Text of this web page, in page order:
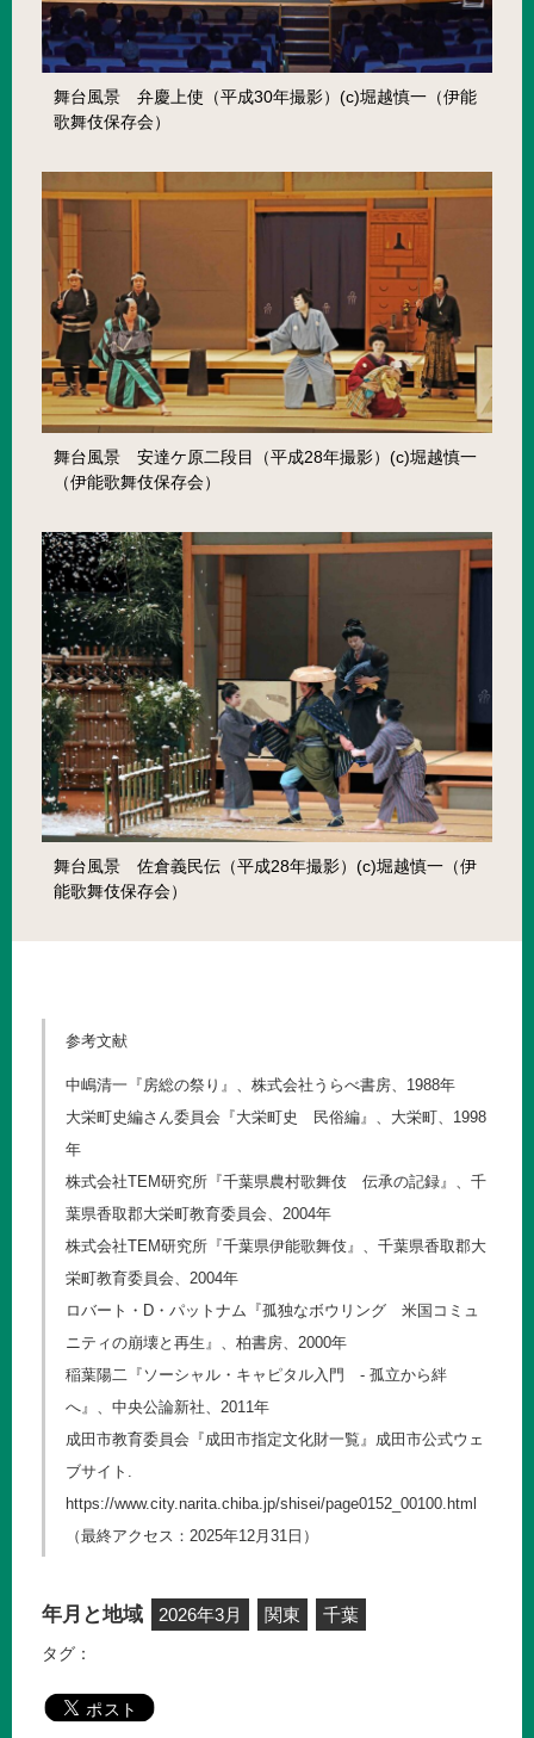
舞台風景 弁慶上使（平成30年撮影）(c)堀越慎一（伊能
歌舞伎保存会）
舞台風景 安達ケ原二段目（平成28年撮影）(c)堀越慎一
（伊能歌舞伎保存会）
舞台風景 佐倉義民伝（平成28年撮影）(c)堀越慎一（伊
能歌舞伎保存会）
参考文献
中嶋清一『房総の祭り』、株式会社うらべ書房、1988年
大栄町史編さん委員会『大栄町史 民俗編』、大栄町、1998
年
株式会社TEM研究所『千葉県農村歌舞伎 伝承の記録』、千
葉県香取郡大栄町教育委員会、2004年
株式会社TEM研究所『千葉県伊能歌舞伎』、千葉県香取郡大
栄町教育委員会、2004年
ロバート・D・パットナム『孤独なボウリング 米国コミュ
ニティの崩壊と再生』、柏書房、2000年
稲葉陽二『ソーシャル・キャピタル入門 - 孤立から絆
へ』、中央公論新社、2011年
成田市教育委員会『成田市指定文化財一覧』成田市公式ウェ
ブサイト.
https://www.city.narita.chiba.jp/shisei/page0152_00100.html
（最終アクセス：2025年12月31日）
年月と地域 2026年3月 関東 千葉
タグ：